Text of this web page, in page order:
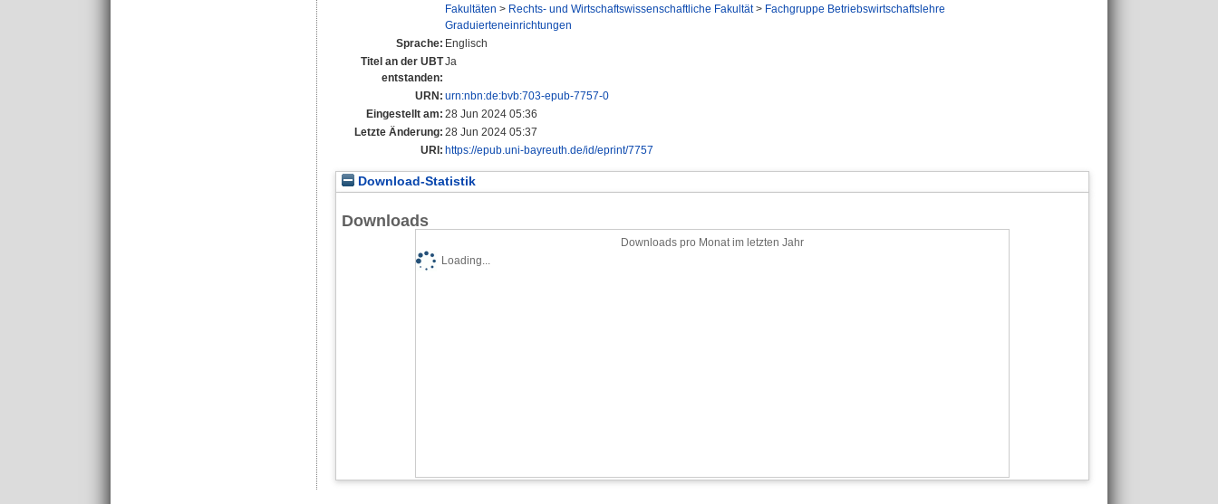
Fakultäten > Rechts- und Wirtschaftswissenschaftliche Fakultät> Fachgruppe Betriebswirtschaftslehre
Graduierteneinrichtungen
Sprache: Englisch
Titel an der UBT
entstanden:
Ja
URN: urn:nbn:de:bvb:703-epub-7757-0
Eingestellt am: 28 Jun 2024 05:36
Letzte Änderung: 28 Jun 2024 05:37
URI: https://epub.uni-bayreuth.de/id/eprint/7757
Download-Statistik
Downloads
Downloads pro Monat im letzten Jahr
Loading...